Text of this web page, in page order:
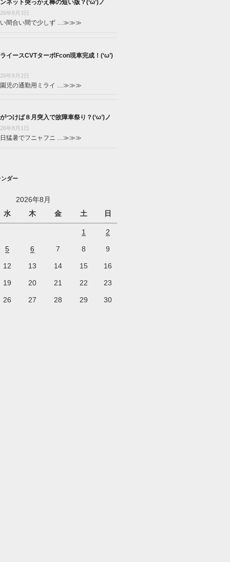
ネット突っかえ棒の短い版？(‘ω’)ノ
年8月3日
間合い間で少しず …≫≫≫
イースCVTターボFcon現車完成！(‘ω’)
年8月2日
児の通勤用ミライ …≫≫≫
つけば８月突入で故障車祭り？(‘ω’)ノ
年8月1日
猛暑でフニャフニ …≫≫≫
ダー
2026年8月
水
木 金 土 日
1 2
5 6 7 8 9
12 13 14 15 16
19 20 21 22 23
26 27 28 29 30